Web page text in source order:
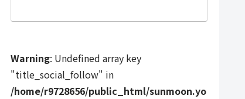
Warning: Undefined array key
"title_social_follow" in
/home/r9728656/public_html/sunmoon.yo